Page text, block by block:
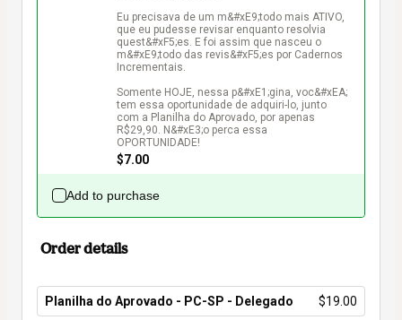
Eu precisava de um m&#xE9;todo mais ATIVO,
que eu pudesse revisar enquanto resolvia
quest&#xF5;es. E foi assim que nasceu o
m&#xE9;todo das revis&#xF5;es por Cadernos
Incrementais.
Somente HOJE, nessa p&#xE1;gina, voc&#xEA;
tem essa oportunidade de adquiri-lo, junto
com a Planilha do Aprovado, por apenas
R$29,90. N&#xE3;o perca essa
$7.00
Add to purchase
Order details
Planilha do Aprovado - PC-SP - Delegado $19.00